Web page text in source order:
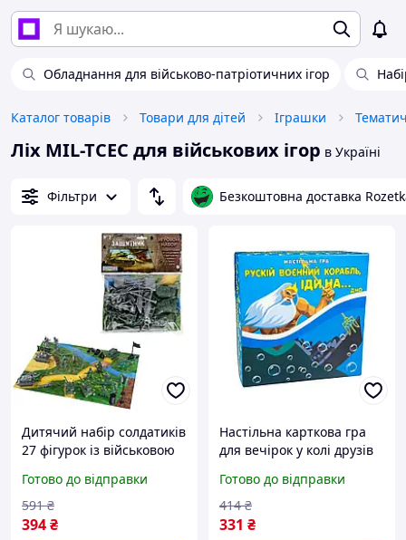
Обладнання для військово-патріотичних ігор
Каталог товарів Товари для дітей Іграшки
Ліх MIL-TCEC для військових ігор в Україні
Фільтри Безкоштовна доставка
Дитячий набір солдатиків
27 фігурок із військовою
ігор і розвитку фантазії
FLAME
Готово до відправки
394₴
591 ₴
Настільна карткова гра
для вечірок у колі друзів
корабель іди на дно
Strateg
Готово до відправки
331 ₴
414 ₴